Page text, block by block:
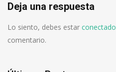
Deja una respuesta
Lo siento, debes estar conectado
comentario.